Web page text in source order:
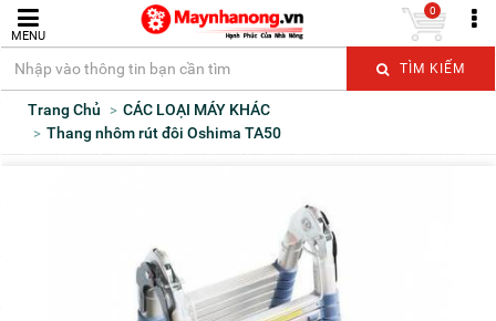
MENU
TÌM KIẾM
0
Trang Chủ
CÁC LOẠI MÁY KHÁC
Thang nhôm rút đôi Oshima TA50